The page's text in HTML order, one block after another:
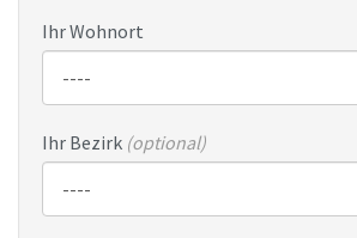
Ihr Wohnort
Ihr Bezirk (optional)